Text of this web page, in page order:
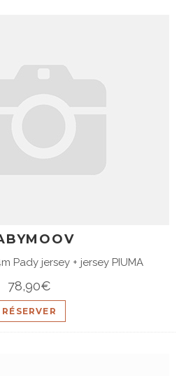
Pady jersey + jersey PIUMA
78,90€
RÉSERVER